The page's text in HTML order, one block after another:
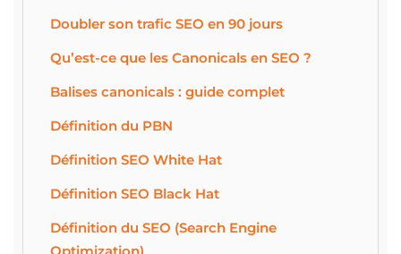
Doubler son trafic SEO en 90 jours
Qu’est-ce que les Canonicals en SEO ?
Balises canonicals : guide complet
Définition du PBN
Définition SEO White Hat
Définition SEO Black Hat
Définition du SEO (Search Engine